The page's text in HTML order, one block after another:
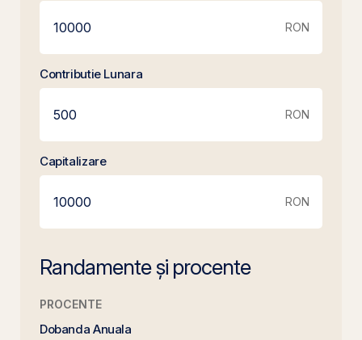
RON
Contributie Lunara
RON
Capitalizare
RON
Randamente și procente
PROCENTE
Dobanda Anuala